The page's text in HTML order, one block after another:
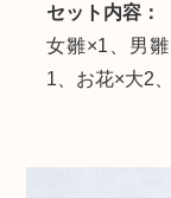
セット内容：
女雛×1、男
1、お花×大2